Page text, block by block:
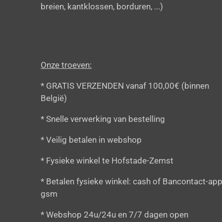
breien, kantklossen, borduren, ...)
Onze troeven:
* GRATIS VERZENDEN vanaf 100,00€ (binnen
België)
* Snelle verwerking van bestelling
* Veilig betalen in webshop
* Fysieke winkel te Hofstade-Zemst
* Betalen fysieke winkel: cash of Bancontact-
gsm
* Webshop 24u/24u en 7/7 dagen open